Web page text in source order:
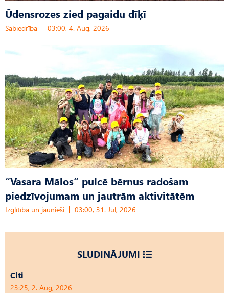
Ūdensrozes zied pagaidu dīķī
Sabiedrība 03:00, 4. Aug, 2026
“Vasara Mālos” pulcē bērnus radošam
piedzīvojumam un jautrām aktivitātēm
Izglītība un jaunieši 03:00, 31. Jūl, 2026
SLUDINĀJUMI
Citi
23:25, 2. Aug, 2026